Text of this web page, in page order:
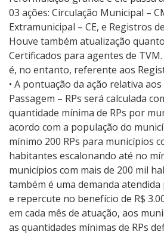
03 ações: Circulação Municipal –
Extramunicipal – CE, e Registros
Houve também atualização
Certificados para agentes de
é, no entanto, referente aos
• A pontuação da ação relativa
Passagem – RPs será calculada
quantidade mínima de RPs por
acordo com a população do
mínimo 200 RPs para municípios
habitantes escalonando até no
municípios com mais de 200 mil
também é uma demanda atendida
e repercute no benefício de R$
em cada mês de atuação, aos
as quantidades mínimas de RPs